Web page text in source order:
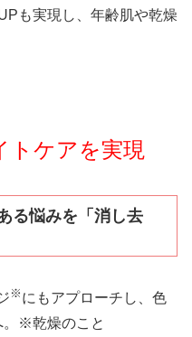
も実現し、年齢肌や乾燥
トケアを実現
る悩みを「消し去
※ にもアプローチし、色
。※乾燥のこと